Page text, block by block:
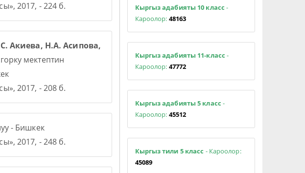
2017, - 224 б.
Акиева, Н.А. Асипова,
мектептин
2017, - 208 б.
- Бишкек
2017, - 248 б.
Кыргыз адабияты 10 класс -
Кароолор: 48163
Кыргыз адабияты 11-класс -
Кароолор: 47772
Кыргыз адабияты 5 класс -
Кароолор: 45512
Кыргыз тили 5 класс - Кароолор:
45089